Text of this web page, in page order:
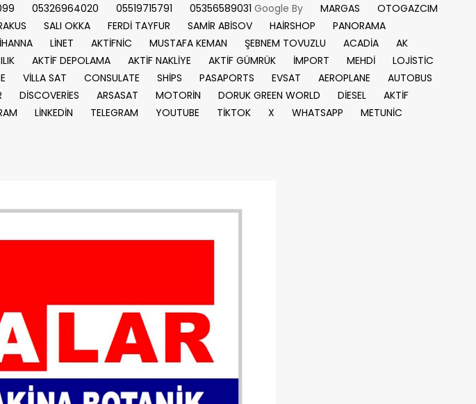
05326964020 05519715791 05356589031 Google By MARGAS
OTOGAZCIM
SALI OKKA FERDİ TAYFUR SAMİR ABİSOV HAİRSHOP
PANORAMA
LİNET AKTİFNİC MUSTAFA KEMAN ŞEBNEM TOVUZLU ACADİA
AK
AKTİF DEPOLAMA AKTİF NAKLİYE AKTİF GÜMRÜK İMPORT MEHDİ
LOJİSTİC
VİLLA SAT CONSULATE SHİPS PASAPORTS EVSAT AEROPLANE
AUTOBUS
DİSCOVERİES ARSASAT MOTORİN DORUK GREEN WORLD DİESEL
AKTİF
LİNKEDİN TELEGRAM YOUTUBE TİKTOK X WHATSAPP
METUNİC